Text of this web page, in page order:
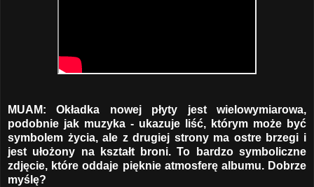
MUAM: Okładka nowej płyty jest wielowymiarowa,
podobnie jak muzyka - ukazuje liść, którym może być
symbolem życia, ale z drugiej strony ma ostre brzegi i
jest ułożony na kształt broni. To bardzo symboliczne
zdjęcie, które oddaje pięknie atmosferę albumu. Dobrze
myślę?